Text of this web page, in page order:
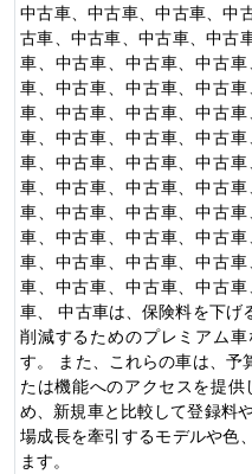
中古車、中古車、中古車、中
古車、中古車、中古車、中古
車、中古車、中古車、中古
車、中古車、中古車、中古
車、中古車、中古車、中古
車、中古車、中古車、中古
車、中古車、中古車、中古
車、中古車、中古車、中古
車、中古車、中古車、中古
車、中古車、中古車、中古
車、中古車、中古車、中古
車、中古車、中古車、中古
車、 中古車は、保険料を下げ
削減するためのプレミアム
す。 また、これらの車は、予
たは機能へのアクセスを提
め、新規車と比較して登録料
場成長を牽引するモデルや色
ます。